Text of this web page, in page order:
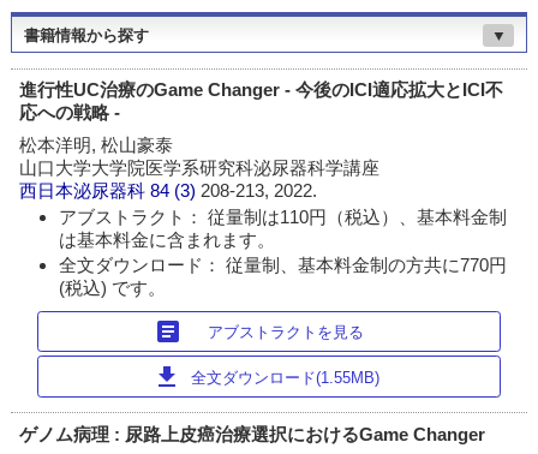
書籍情報から探す ▼
進行性UC治療のGame Changer - 今後のICI適応拡大とICI不
応への戦略 -
松本洋明, 松山豪泰
山口大学大学院医学系研究科泌尿器科学講座
西日本泌尿器科 84 (3) 208-213, 2022.
アブストラクト： 従量制は110円（税込）、基本料金制
は基本料金に含まれます。
全文ダウンロード： 従量制、基本料金制の方共に770円
(税込) です。
article アブストラクトを見る
download 全文ダウンロード(1.55MB)
ゲノム病理 : 尿路上皮癌治療選択におけるGame Changer